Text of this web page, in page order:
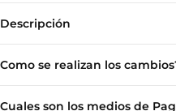
Descripción
Como se realizan los
Cuales son los medios de